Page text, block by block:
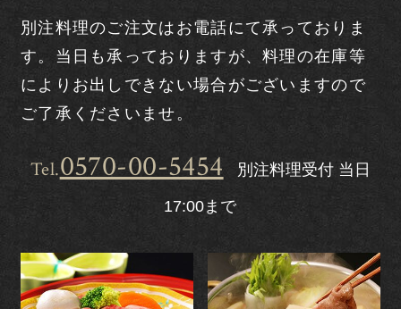
別注料理のご注文はお電話にて承っておりま
す。 当日も承っておりますが、料理の在庫等
によりお出しできない場合がございますので
ご了承くださいませ。
Tel.0570-00-5454 別注料理受付 当日
17:00まで